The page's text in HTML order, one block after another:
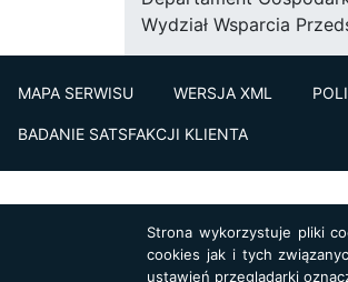
Wydział Wsparcia
MAPA SERWISU WERSJA XML
BADANIE SATSFAKCJI KLIENTA
Strona wykorzystuje pliki
cookies jak i tych
ustawień przeglądarki